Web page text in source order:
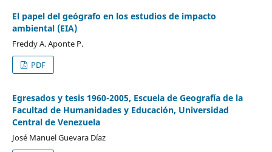
El papel del geógrafo en los estudios de impacto
ambiental (EIA)
Freddy A. Aponte P.
PDF
Egresados y tesis 1960-2005, Escuela de Geografía de la
Facultad de Humanidades y Educación, Universidad
Central de Venezuela
José Manuel Guevara Díaz